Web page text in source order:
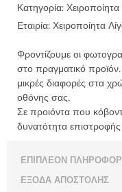
Κατηγορία: Χειροποίητα
Εταιρία: Χειροποίητα
Φροντίζουμε οι
στο πραγματικό
μικρές διαφορές στα
οθόνης σας.
Σε προιόντα που
δυνατότητα
ΕΠΙΠΛΈΟΝ
ΈΞΟΔΑ ΑΠΟΣΤΟΛΉΣ